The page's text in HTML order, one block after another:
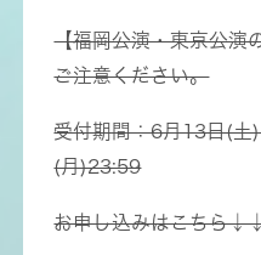
【福岡公演・東京公演
ご注意ください。
受付期間：6月13日(
(月)23:59
お申し込みはこちら